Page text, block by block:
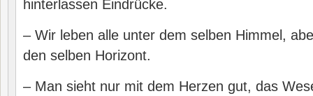
hinterlassen Eindrücke.
– Wir leben alle unter dem selben Himmel,
den selben Horizont.
– Man sieht nur mit dem Herzen gut, das